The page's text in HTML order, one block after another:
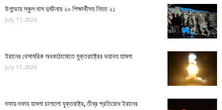
উগান্ডায় স্কুল বাস দুর্ঘটনায় ২০ শিক্ষার্থীসহ নিহত ২১
July 17, 2026
ইরানের বেসামরিক অবকাঠামোতে যুক্তরাষ্ট্রের ভয়াবহ হামলা
July 17, 2026
দফায় দফায় হামলা চালালো যুক্তরাষ্ট্র, তীব্র প্রতিরোধ ইরানের